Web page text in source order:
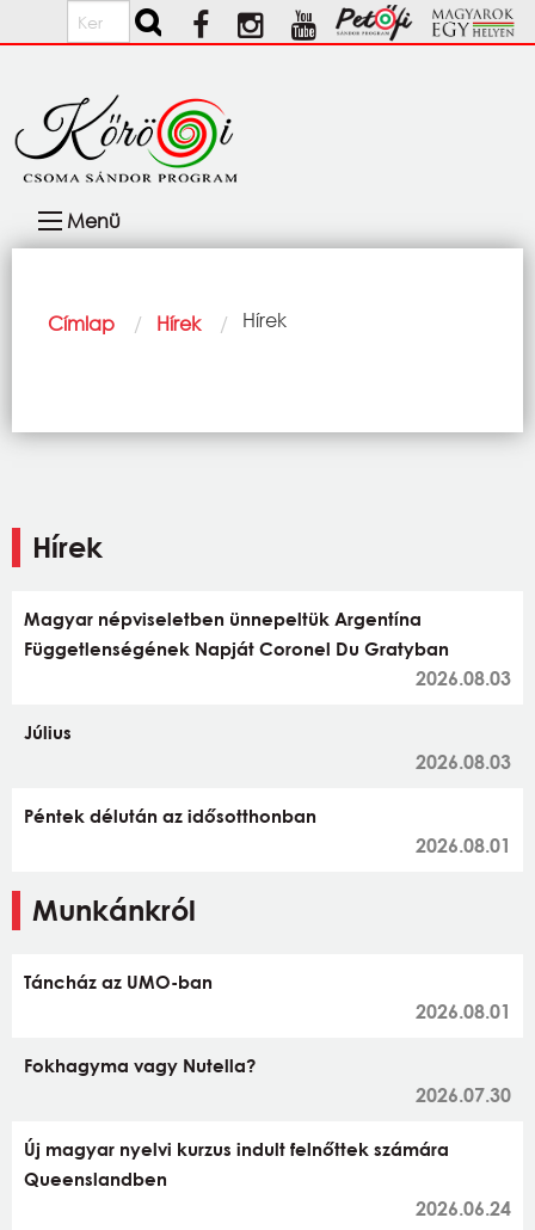
Ugrás a tartalomra
Keresés
navigáció
Menü
Morzsa
Címlap Hírek Current:
Hírek
Hírek
Magyar népviseletben ünnepeltük Argentína
Függetlenségének Napját Coronel Du Gratyban
2026.08.03
Július
2026.08.03
Péntek délután az idősotthonban
2026.08.01
Munkánkról
Táncház az UMO-ban
2026.08.01
Fokhagyma vagy Nutella?
2026.07.30
Új magyar nyelvi kurzus indult felnőttek számára
Queenslandben
2026.06.24